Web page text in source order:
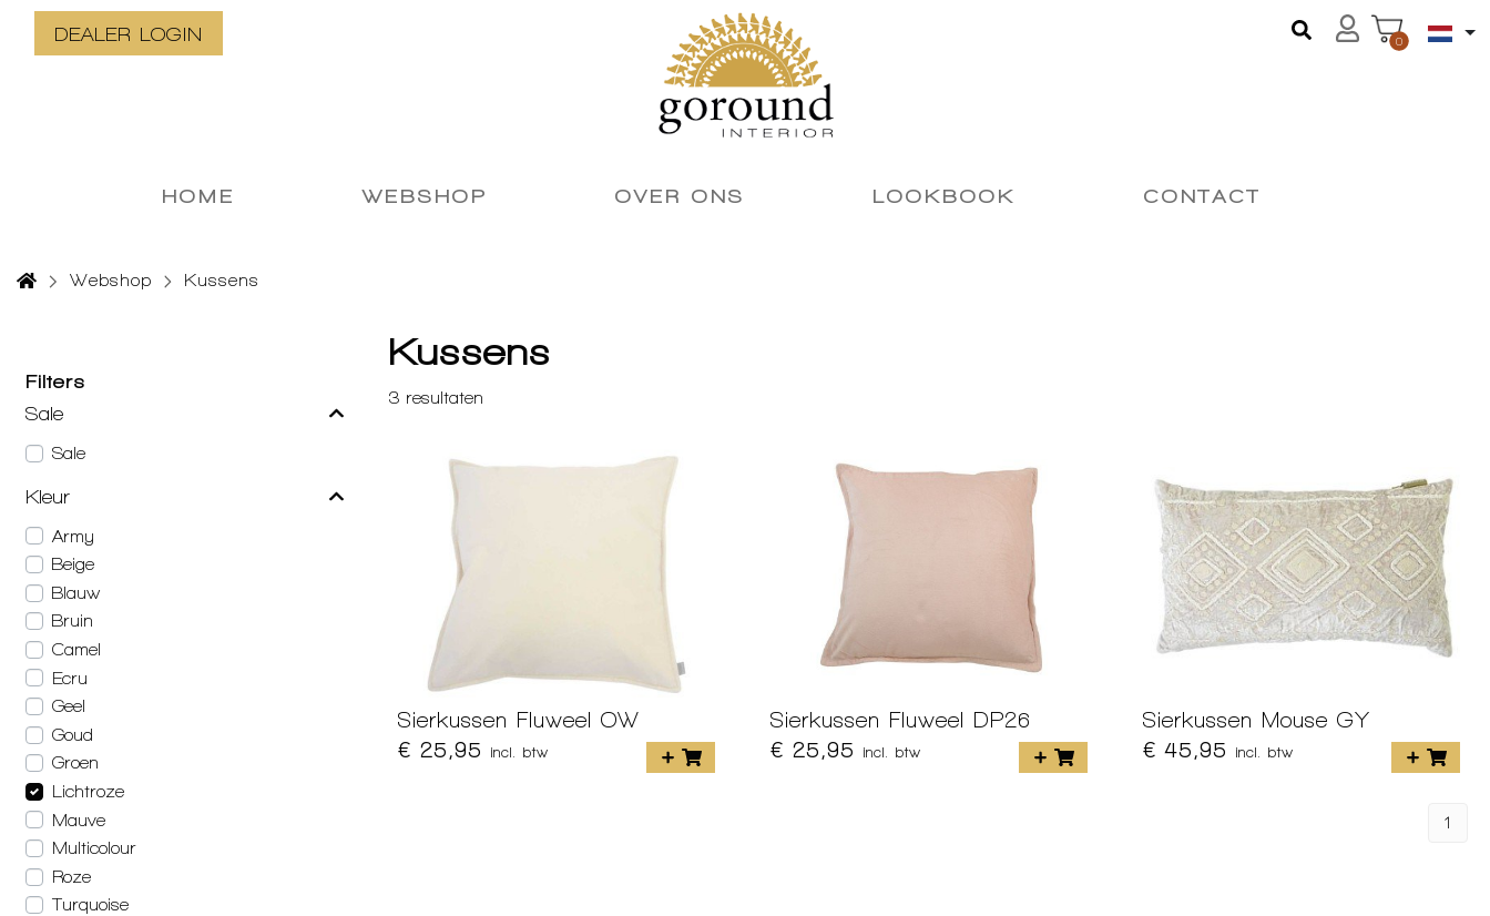
DEALER LOGIN 0
HOME WEBSHOP OVER ONS LOOKBOOK CONTACT
Webshop Kussens
Filters
Sale
Sale
Kleur
Army
Beige
Blauw
Bruin
Camel
Ecru
Geel
Goud
Groen
Lichtroze
Mauve
Multicolour
Roze
Turquoise
Kussens
3 resultaten
Sierkussen Fluweel OW
€ 25,95
incl. btw
Sierkussen Fluweel DP26
€ 25,95
incl. btw
Sierkussen Mouse GY
€ 45,95
incl. btw
1